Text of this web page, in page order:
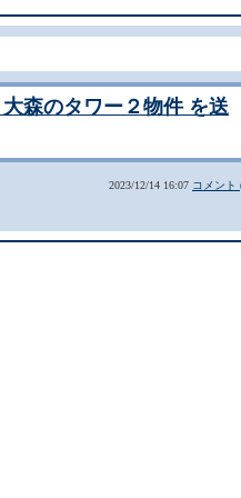
森のタワー２物件 を送
2023/12/14 16:07 コメント